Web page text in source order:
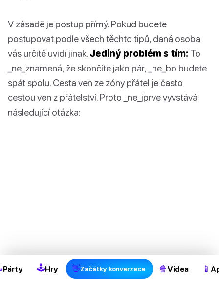
V zásadě je postup přímý. Pokud budete
postupovat podle všech těchto tipů, daná osoba
vás určitě uvidí jinak.Jediný problém s tím: To
_ne_znamená, že skončíte jako pár, _ne_bo budete
spát spolu. Cesta ven ze zóny přátel je často
cestou ven z přátelství. Proto _ne_jprve vyvstává
následující otázka:
Párty 🕹Hry 👋Začátky konverzace 🍿 Videa 📱